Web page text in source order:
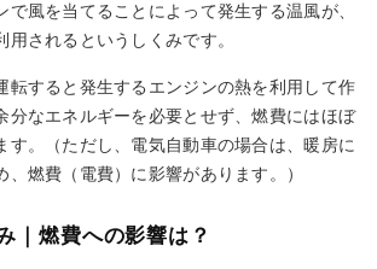
で風を当てることによって発生する温風が、
されるというしくみです。
転すると発生するエンジンの熱を利用して作
分なエネルギーを必要とせず、燃費にはほぼ
す。（ただし、電気自動車の場合は、暖房に
、燃費（電費）に影響があります。）
｜燃費への影響は？